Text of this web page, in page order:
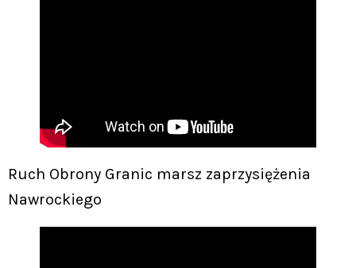
Ruch Obrony Granic marsz zaprzysiężenia
Nawrockiego